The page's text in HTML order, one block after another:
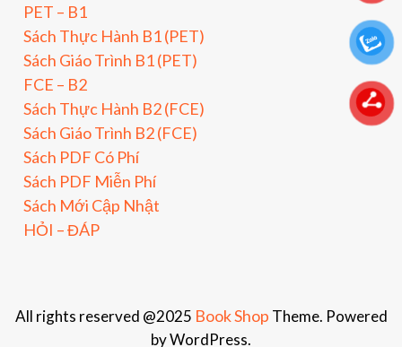
PET – B1
Sách Thực Hành B1 (PET)
Sách Giáo Trình B1 (PET)
FCE – B2
Sách Thực Hành B2 (FCE)
Sách Giáo Trình B2 (FCE)
Sách PDF Có Phí
Sách PDF Miễn Phí
Sách Mới Cập Nhật
HỎI – ĐÁP
All rights reserved @2025 Book Shop Theme. Powered
by WordPress.